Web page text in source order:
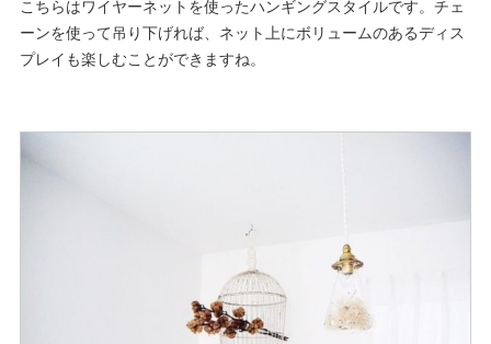
こちらはワイヤーネットを使ったハンギングスタイルです。チェ
ーンを使って吊り下げれば、ネット上にボリュームのあるディス
プレイも楽しむことができますね。